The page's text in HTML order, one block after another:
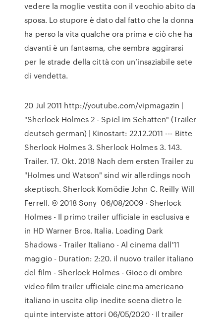
vedere la moglie vestita con il vecchio abito da
sposa. Lo stupore è dato dal fatto che la donna
ha perso la vita qualche ora prima e ciò che ha
davanti è un fantasma, che sembra aggirarsi
per le strade della città con un’insaziabile sete
di vendetta.
20 Jul 2011 http://youtube.com/vipmagazin |
"Sherlock Holmes 2 - Spiel im Schatten" (Trailer
deutsch german) | Kinostart: 22.12.2011 --- Bitte
Sherlock Holmes 3. Sherlock Holmes 3. 143.
Trailer. 17. Okt. 2018 Nach dem ersten Trailer zu
"Holmes und Watson" sind wir allerdings noch
skeptisch. Sherlock Komödie John C. Reilly Will
Ferrell. © 2018 Sony 06/08/2009 · Sherlock
Holmes - Il primo trailer ufficiale in esclusiva e
in HD Warner Bros. Italia. Loading Dark
Shadows - Trailer Italiano - Al cinema dall'11
maggio - Duration: 2:20. il nuovo trailer italiano
del film - Sherlock Holmes - Gioco di ombre
video film trailer ufficiale cinema americano
italiano in uscita clip inedite scena dietro le
quinte interviste attori 06/05/2020 · Il trailer